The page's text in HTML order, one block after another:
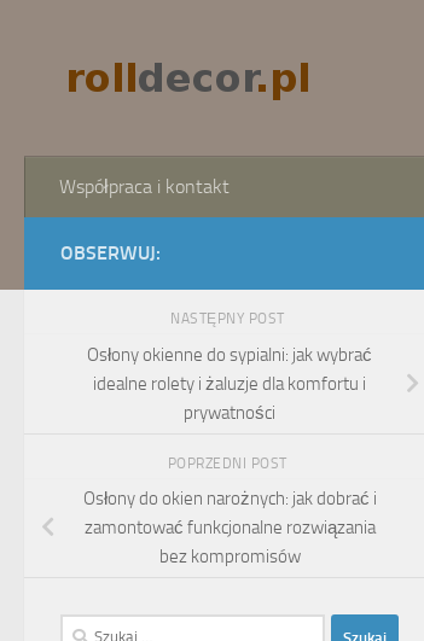
Współpraca i kontakt
OBSERWUJ:
NASTĘPNY POST
Osłony okienne do sypialni: jak wybrać
idealne rolety i żaluzje dla komfortu i
prywatności
POPRZEDNI POST
Osłony do okien narożnych: jak dobrać i
zamontować funkcjonalne rozwiązania
bez kompromisów
Szukaj: